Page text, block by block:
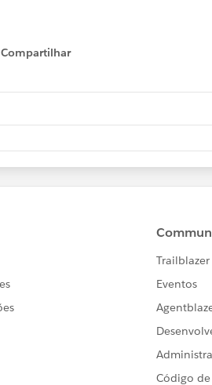
Compartilhar
Show menu